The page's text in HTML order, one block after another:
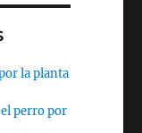
la planta
perro por